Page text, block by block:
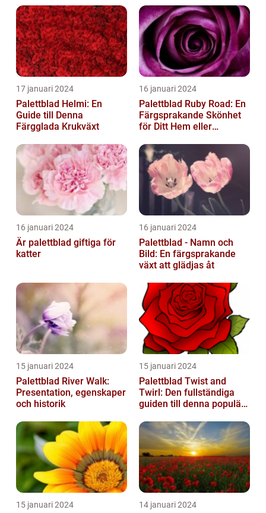
17 januari 2024
Palettblad Helmi: En
Guide till Denna
Färgglada Krukväxt
16 januari 2024
Palettblad Ruby Road: En
Färgsprakande Skönhet
för Ditt Hem eller
16 januari 2024
Är palettblad giftiga för
katter
16 januari 2024
Palettblad - Namn och
Bild: En färgsprakande
växt att glädjas åt
15 januari 2024
Palettblad River Walk:
Presentation, egenskaper
och historik
15 januari 2024
Palettblad Twist and
Twirl: Den fullständiga
guiden till denna populära
15 januari 2024 14 januari 2024